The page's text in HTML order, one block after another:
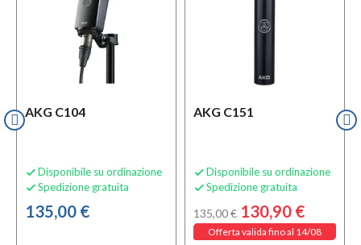
AKG C104
 Disponibile su ordinazione
 Spedizione gratuita
135,00 €
AKG C151
 Disponibile su ordinazione
 Spedizione gratuita
135,00 € 130,90 €
Offerta valida fino al 14/08